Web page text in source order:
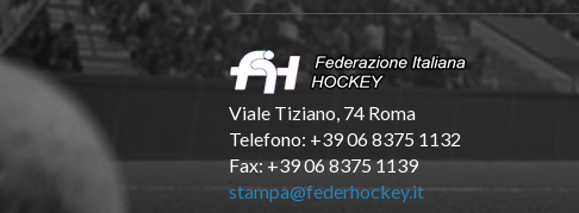
Viale Tiziano, 74 Roma
Telefono: +39 06 8375 1132
Fax: +39 06 8375 1139
stampa@federhockey.it